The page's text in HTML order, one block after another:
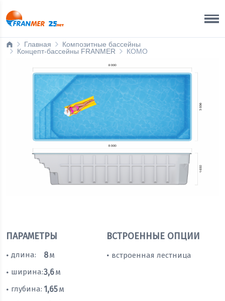
Главная
Композитные бассейны
Концепт-бассейны FRANMER
КОМО
ПАРАМЕТРЫ
• длина: 8м
• ширина:3,6м
• глубина: 1,65м
ВСТРОЕННЫЕ ОПЦИИ
• встроенная лестница